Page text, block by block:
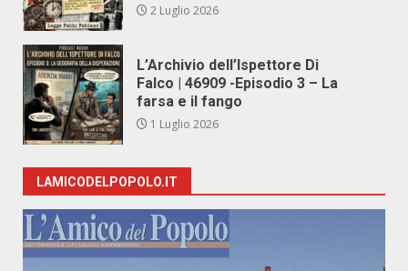
2 Luglio 2026
L’Archivio dell’Ispettore Di
Falco | 46909 -Episodio 3 – La
farsa e il fango
1 Luglio 2026
LAMICODELPOPOLO.IT